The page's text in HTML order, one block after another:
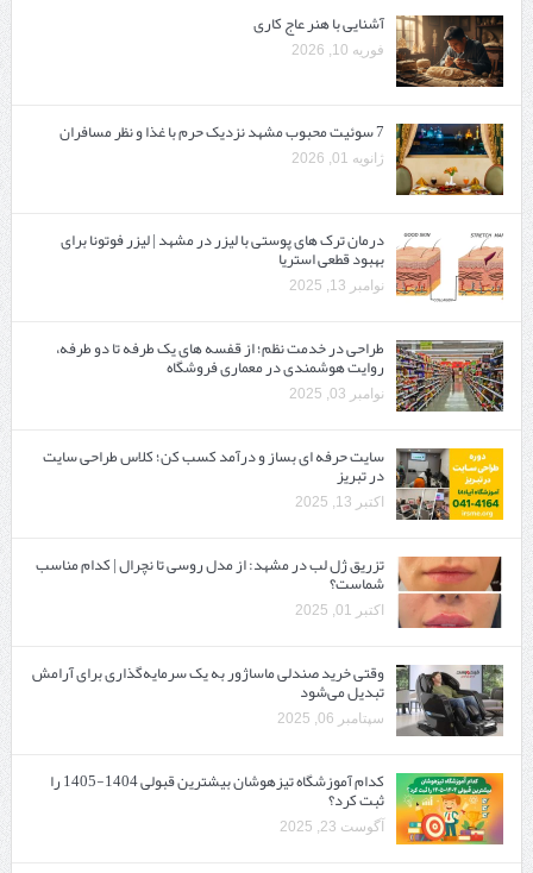
آشنایی با هنر عاج کاری
فوریه 10, 2026
7 سوئیت محبوب مشهد نزدیک حرم با غذا و نظر مسافران
ژانویه 01, 2026
درمان ترک های پوستی با لیزر در مشهد | لیزر فوتونا برای
بهبود قطعی استریا
نوامبر 13, 2025
طراحی در خدمت نظم؛ از قفسه ‌های یک‌ طرفه تا دو طرفه،
روایت هوشمندی در معماری فروشگاه
نوامبر 03, 2025
سایت حرفه ‌ای بساز و درآمد کسب کن؛ کلاس طراحی سایت
در تبریز
اکتبر 13, 2025
تزریق ژل لب در مشهد: از مدل روسی تا نچرال | کدام مناسب
شماست؟
اکتبر 01, 2025
وقتی خرید صندلی ماساژور به یک سرمایه‌گذاری برای آرامش
تبدیل می‌شود
سپتامبر 06, 2025
کدام آموزشگاه تیزهوشان بیشترین قبولی 1404-1405 را
ثبت کرد؟
آگوست 23, 2025